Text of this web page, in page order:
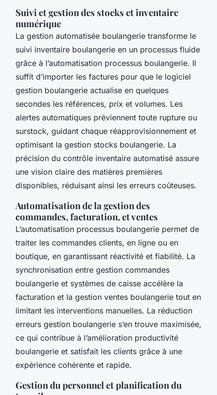
Suivi et gestion des stocks et inventaire
numérique
La gestion automatisée boulangerie transforme le
suivi inventaire boulangerie en un processus fluide
grâce à l’automatisation processus boulangerie. Il
suffit d’importer les factures pour que le logiciel
gestion boulangerie actualise en quelques
secondes les références, prix et volumes. Les
alertes automatiques préviennent toute rupture ou
surstock, guidant chaque réapprovisionnement et
optimisant la gestion stocks boulangerie. La
précision du contrôle inventaire automatisé assure
une vision claire des matières premières
disponibles, réduisant ainsi les erreurs coûteuses.
Automatisation de la gestion des
commandes, facturation, et ventes
L’automatisation processus boulangerie permet de
traiter les commandes clients, en ligne ou en
boutique, en garantissant réactivité et fiabilité. La
synchronisation entre gestion commandes
boulangerie et systèmes de caisse accélère la
facturation et la gestion ventes boulangerie tout en
limitant les interventions manuelles. La réduction
erreurs gestion boulangerie s’en trouve maximisée,
ce qui contribue à l’amélioration productivité
boulangerie et satisfait les clients grâce à une
expérience cohérente et rapide.
Gestion du personnel et planification du